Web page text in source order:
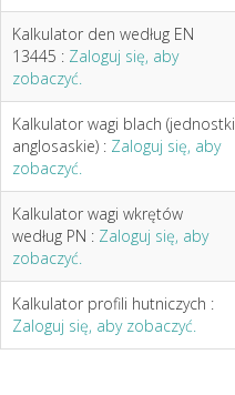
Kalkulator den według EN
13445 : Zaloguj się, aby
zobaczyć.
Kalkulator wagi blach (jednostki
anglosaskie) : Zaloguj się, aby
zobaczyć.
Kalkulator wagi wkrętów
według PN : Zaloguj się, aby
zobaczyć.
Kalkulator profili hutniczych :
Zaloguj się, aby zobaczyć.